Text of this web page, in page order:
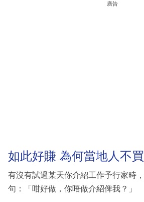
廣告
如此好賺 為何當地人不買
有沒有試過某天你介紹工作予行家時
句：「咁好做，你唔做介紹俾我？」